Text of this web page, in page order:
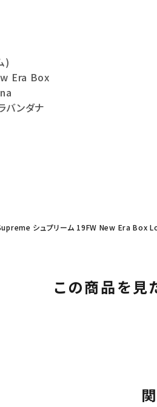
)
Era Box
バンダナ
シュプリーム 19FW New Era Box
この商品を見